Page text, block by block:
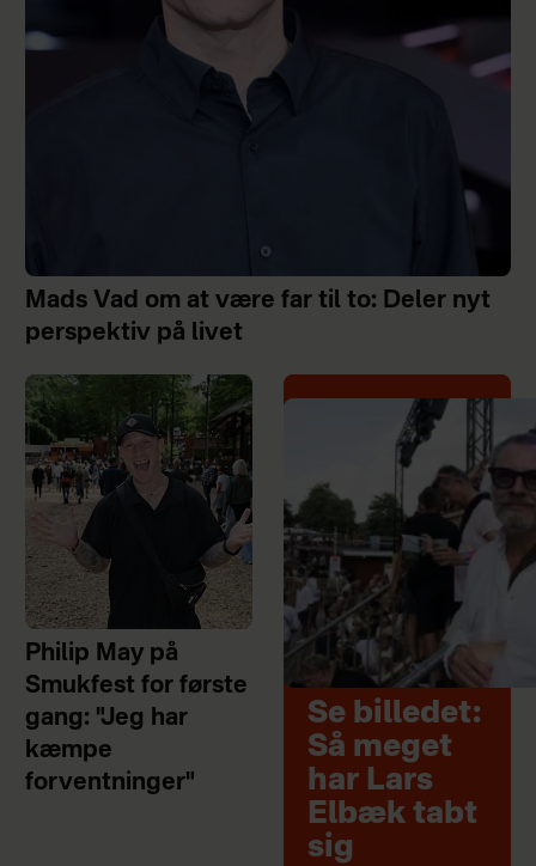
Mads Vad om at være far til to: Deler nyt
perspektiv på livet
Philip May på
Smukfest for første
gang: "Jeg har
kæmpe
forventninger"
Se billedet:
Så meget
har Lars
Elbæk tabt
sig